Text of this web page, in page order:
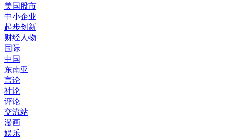
美国股市
中小企业
起步创新
财经人物
国际
中国
东南亚
言论
社论
评论
交流站
漫画
娱乐